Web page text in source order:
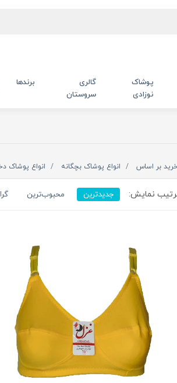
پوشاک
نوزادی
گالری
سروستان
برندها
بر اساس انواع پوشاک بچگانه انواع پوشاک
نمایش: جدیدترین محبوب‌ترین